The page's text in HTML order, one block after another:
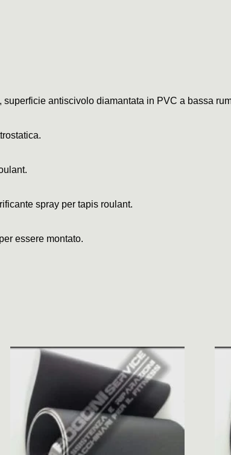
antiscivolo diamantata in PVC a bassa
spray per tapis roulant.
essere montato.